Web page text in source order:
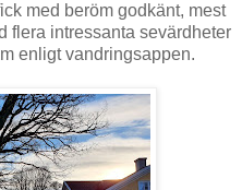
med beröm godkänt, mest
flera intressanta sevärdheter
enligt vandringsappen.